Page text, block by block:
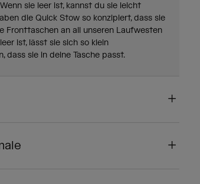
sie leer ist, kannst du sie leicht
die Quick Stow so konzipiert, dass sie
Fronttaschen an all unseren Laufwesten
ist, lässt sie sich so klein
dass sie in deine Tasche passt.